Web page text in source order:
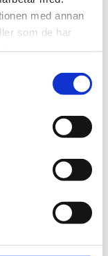
med annan
som de har